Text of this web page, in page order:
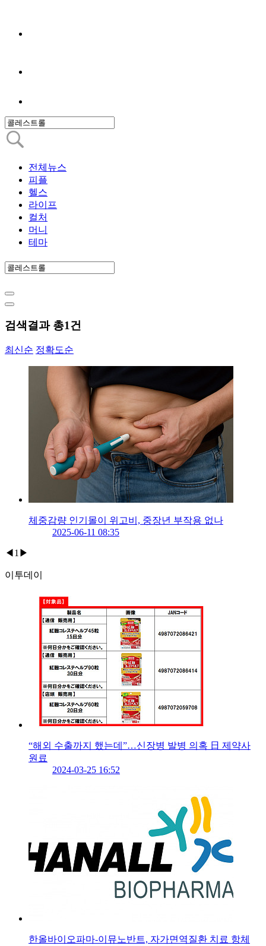
전체뉴스
피플
헬스
라이프
컬처
머니
테마
검색결과 총1건
최신순 정확도순
체중감량 인기몰이 위고비, 중장년 부작용 없나
2025-06-11 08:35
◀ 1 ▶
이투데이
“해외 수출까지 했는데”…신장병 발병 의혹 日 제약사
원료
2024-03-25 16:52
한올바이오파마-이뮤노반트, 자가면역질환 치료 항체